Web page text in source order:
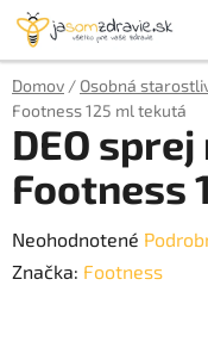
Prejsť
obsah
Domov / Osobná
Footness 125 ml tekutá
DEO
Footness
Priemerné
hodnotenie
Neohodnotené
Značka: Footness